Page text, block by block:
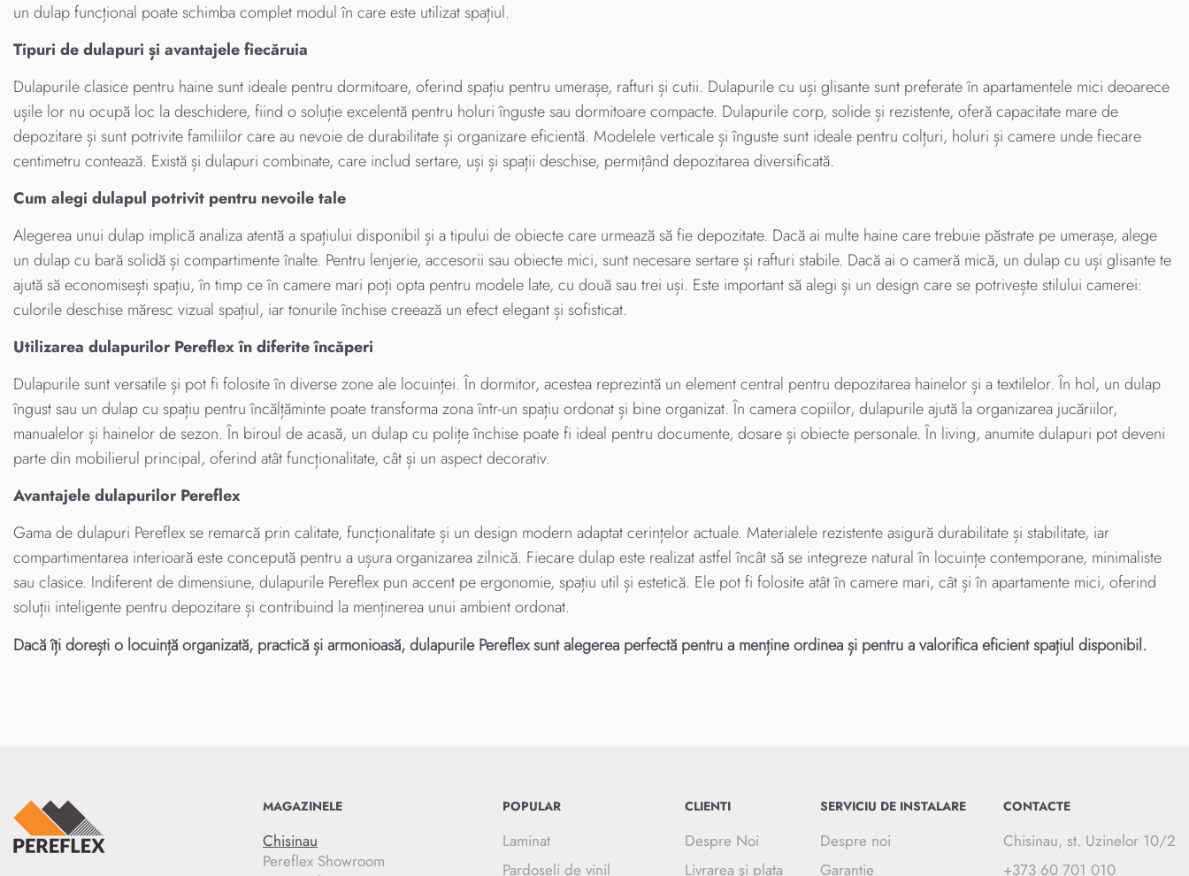
un dulap funcțional poate schimba complet modul în care este utilizat spațiul.
Tipuri de dulapuri și avantajele fiecăruia
Dulapurile clasice pentru haine sunt ideale pentru dormitoare, oferind spațiu pentru umerașe, rafturi și cutii. Dulapurile cu uși glisante sunt preferate în apartamentele mici deoarece
ușile lor nu ocupă loc la deschidere, fiind o soluție excelentă pentru holuri înguste sau dormitoare compacte. Dulapurile corp, solide și rezistente, oferă capacitate mare de
depozitare și sunt potrivite familiilor care au nevoie de durabilitate și organizare eficientă. Modelele verticale și înguste sunt ideale pentru colțuri, holuri și camere unde fiecare
centimetru contează. Există și dulapuri combinate, care includ sertare, uși și spații deschise, permițând depozitarea diversificată.
Cum alegi dulapul potrivit pentru nevoile tale
Alegerea unui dulap implică analiza atentă a spațiului disponibil și a tipului de obiecte care urmează să fie depozitate. Dacă ai multe haine care trebuie păstrate pe umerașe, alege
un dulap cu bară solidă și compartimente înalte. Pentru lenjerie, accesorii sau obiecte mici, sunt necesare sertare și rafturi stabile. Dacă ai o cameră mică, un dulap cu uși glisante te
ajută să economisești spațiu, în timp ce în camere mari poți opta pentru modele late, cu două sau trei uși. Este important să alegi și un design care se potrivește stilului camerei:
culorile deschise măresc vizual spațiul, iar tonurile închise creează un efect elegant și sofisticat.
Utilizarea dulapurilor Pereflex în diferite încăperi
Dulapurile sunt versatile și pot fi folosite în diverse zone ale locuinței. În dormitor, acestea reprezintă un element central pentru depozitarea hainelor și a textilelor. În hol, un dulap
îngust sau un dulap cu spațiu pentru încălțăminte poate transforma zona într-un spațiu ordonat și bine organizat. În camera copiilor, dulapurile ajută la organizarea jucăriilor,
manualelor și hainelor de sezon. În biroul de acasă, un dulap cu polițe închise poate fi ideal pentru documente, dosare și obiecte personale. În living, anumite dulapuri pot deveni
parte din mobilierul principal, oferind atât funcționalitate, cât și un aspect decorativ.
Avantajele dulapurilor Pereflex
Gama de dulapuri Pereflex se remarcă prin calitate, funcționalitate și un design modern adaptat cerințelor actuale. Materialele rezistente asigură durabilitate și stabilitate, iar
compartimentarea interioară este concepută pentru a ușura organizarea zilnică. Fiecare dulap este realizat astfel încât să se integreze natural în locuințe contemporane, minimaliste
sau clasice. Indiferent de dimensiune, dulapurile Pereflex pun accent pe ergonomie, spațiu util și estetică. Ele pot fi folosite atât în camere mari, cât și în apartamente mici, oferind
soluții inteligente pentru depozitare și contribuind la menținerea unui ambient ordonat.
Dacă îți dorești o locuință organizată, practică și armonioasă, dulapurile Pereflex sunt alegerea perfectă pentru a menține ordinea și pentru a valorifica eficient spațiul disponibil.
MAGAZINELE
Chisinau
Pereflex Showroom
POPULAR
Laminat
Pardoseli de vinil
CLIENTI
Despre Noi
Livrarea şi plata
SERVICIU DE INSTALARE
Despre noi
Garantie
CONTACTE
Chisinau, st. Uzinelor 10/2
+373 60 701 010